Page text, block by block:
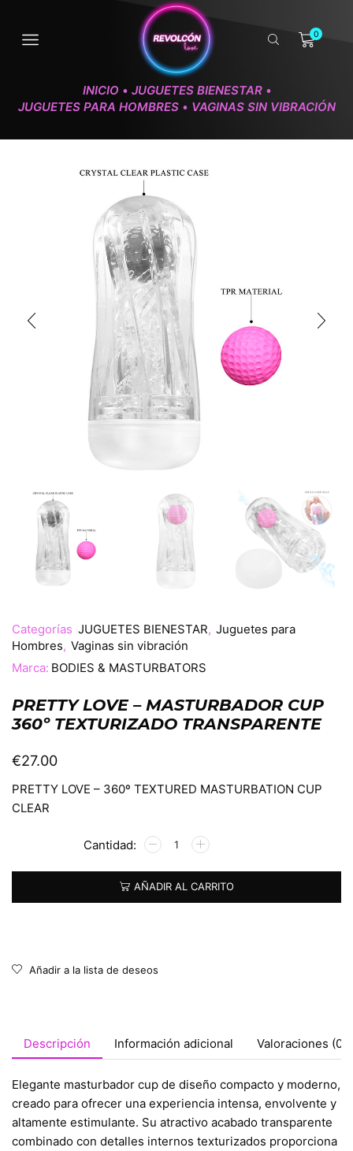
0
INICIO • JUGUETES BIENESTAR •
JUGUETES PARA HOMBRES • VAGINAS SIN VIBRACIÓN
Categorías JUGUETES BIENESTAR, Juguetes para
Hombres, Vaginas sin vibración
Marca: BODIES & MASTURBATORS
PRETTY LOVE – MASTURBADOR CUP
360º TEXTURIZADO TRANSPARENTE
€27.00
PRETTY LOVE – 360º TEXTURED MASTURBATION CUP
CLEAR
AÑADIR AL CARRITO
Alternative:
Añadir a la lista de deseos
Descripción Información adicional Valoraciones (0)
Elegante masturbador cup de diseño compacto y moderno,
creado para ofrecer una experiencia intensa, envolvente y
altamente estimulante. Su atractivo acabado transparente
combinado con detalles internos texturizados proporciona